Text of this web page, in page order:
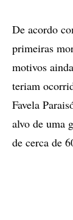
De acordo
primeiras
motivos
teriam
Favela
alvo de uma
de cerca de